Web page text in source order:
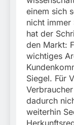
einem sich
nicht immer
hat der
den Markt:
wichtiges
Siegel. Für
dadurch
weiterhin